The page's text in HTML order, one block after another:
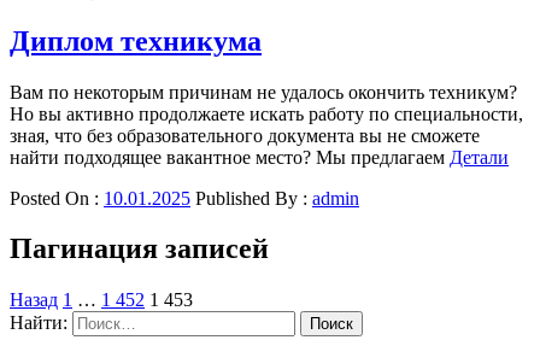
Диплом техникума
Вам по некоторым причинам не удалось окончить техникум?
Но вы активно продолжаете искать работу по специальности,
зная, что без образовательного документа вы не сможете
найти подходящее вакантное место? Мы предлагаем Детали
Posted On : 10.01.2025 Published By : admin
Пагинация записей
Назад 1 … 1 452 1 453
Найти: